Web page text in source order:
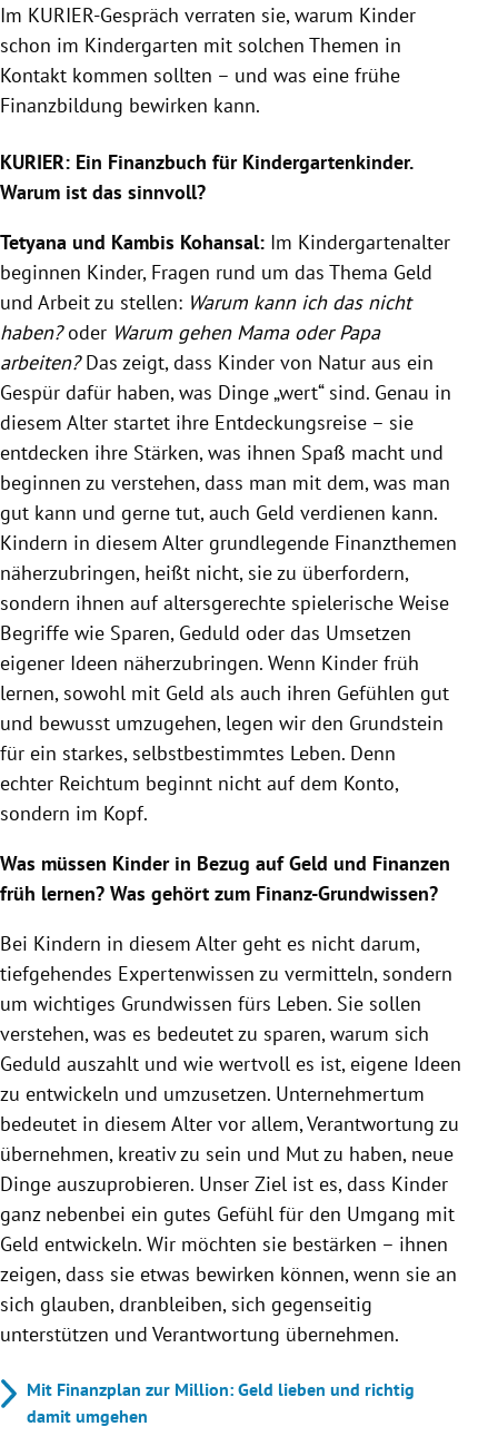
Im KURIER-Gespräch verraten sie, warum Kinder
schon im Kindergarten mit solchen Themen in
Kontakt kommen sollten – und was eine frühe
Finanzbildung bewirken kann.
KURIER: Ein Finanzbuch für Kindergartenkinder.
Warum ist das sinnvoll?
Tetyana und Kambis Kohansal: Im Kindergartenalter
beginnen Kinder, Fragen rund um das Thema Geld
und Arbeit zu stellen: Warum kann ich das nicht
haben?oder Warum gehen Mama oder Papa
arbeiten?Das zeigt, dass Kinder von Natur aus ein
Gespür dafür haben, was Dinge „wert“ sind. Genau in
diesem Alter startet ihre Entdeckungsreise – sie
entdecken ihre Stärken, was ihnen Spaß macht und
beginnen zu verstehen, dass man mit dem, was man
gut kann und gerne tut, auch Geld verdienen kann.
Kindern in diesem Alter grundlegende Finanzthemen
näherzubringen, heißt nicht, sie zu überfordern,
sondern ihnen auf altersgerechte spielerische Weise
Begriffe wie Sparen, Geduld oder das Umsetzen
eigener Ideen näherzubringen. Wenn Kinder früh
lernen, sowohl mit Geld als auch ihren Gefühlen gut
und bewusst umzugehen, legen wir den Grundstein
für ein starkes, selbstbestimmtes Leben. Denn
echter Reichtum beginnt nicht auf dem Konto,
sondern im Kopf.
Was müssen Kinder in Bezug auf Geld und Finanzen
früh lernen? Was gehört zum Finanz-Grundwissen?
Bei Kindern in diesem Alter geht es nicht darum,
tiefgehendes Expertenwissen zu vermitteln, sondern
um wichtiges Grundwissen fürs Leben. Sie sollen
verstehen, was es bedeutet zu sparen, warum sich
Geduld auszahlt und wie wertvoll es ist, eigene Ideen
zu entwickeln und umzusetzen. Unternehmertum
bedeutet in diesem Alter vor allem, Verantwortung zu
übernehmen, kreativ zu sein und Mut zu haben, neue
Dinge auszuprobieren. Unser Ziel ist es, dass Kinder
ganz nebenbei ein gutes Gefühl für den Umgang mit
Geld entwickeln. Wir möchten sie bestärken – ihnen
zeigen, dass sie etwas bewirken können, wenn sie an
sich glauben, dranbleiben, sich gegenseitig
unterstützen und Verantwortung übernehmen.
Mit Finanzplan zur Million: Geld lieben und richtig
damit umgehen